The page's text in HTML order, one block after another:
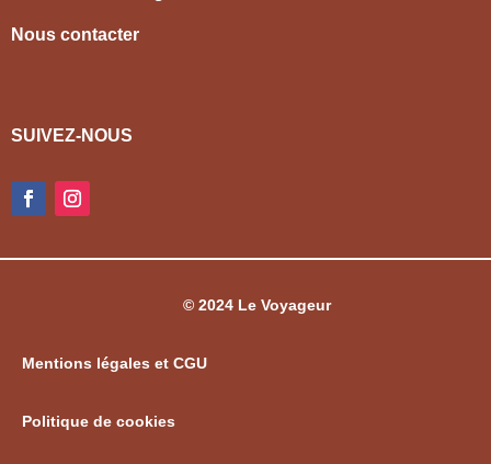
Nous contacter
SUIVEZ-NOUS
© 2024 Le Voyageur
Mentions légales et CGU
Politique de cookies